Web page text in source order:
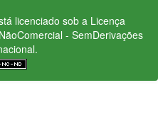
licenciado sob a Licença
- SemDerivações